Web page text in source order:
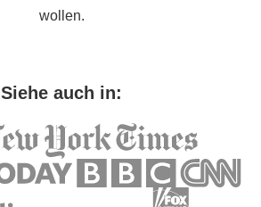
wollen.
Siehe auch in: